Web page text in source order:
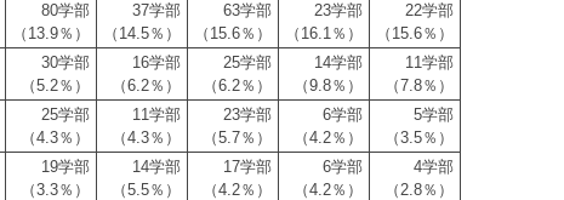
80学部
（13.9％）
37学部
（14.5％）
63学部
（15.6％）
23学部
（16.1％）
22学部
（15.6％）
30学部
（5.2％）
16学部
（6.2％）
25学部
（6.2％）
14学部
（9.8％）
11学部
（7.8％）
25学部
（4.3％）
11学部
（4.3％）
23学部
（5.7％）
6学部
（4.2％）
5学部
（3.5％）
19学部
（3.3％）
14学部
（5.5％）
17学部
（4.2％）
6学部
（4.2％）
4学部
（2.8％）